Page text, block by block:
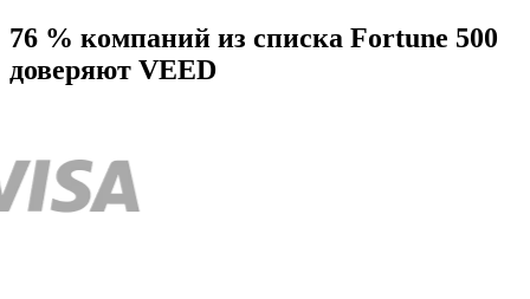
76 % компаний из списка Fortune 500
доверяют VEED